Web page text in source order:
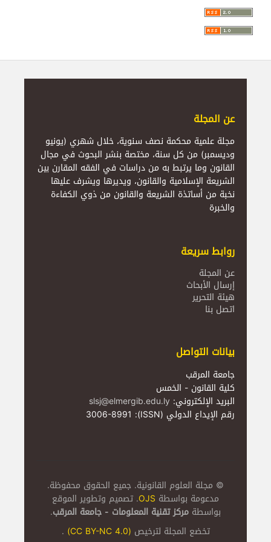
عن المجلة
مجلة علمية محكمة نصف سنوية، خلال شهري (يونيو
وديسمبر) من كل سنة، مختصة بنشر البحوث في مجال
القانون وما يرتبط به من دراسات في الفقه المقارن بين
الشريعة الإسلامية والقانون، ويديرها ويشرف عليها
نخبة من أساتذة الشريعة والقانون من ذوي الكفاءة
والخبرة
روابط سريعة
عن المجلة
إرسال الأبحاث
هيئة التحرير
اتصل بنا
بيانات التواصل
جامعة المرقب
كلية القانون - الخمس
البريد الإلكتروني: slsj@elmergib.edu.ly
رقم الإيداع الدولي (ISSN): 3006-8991
© مجلة العلوم القانونية. جميع الحقوق محفوظة.
مدعومة بواسطة OJS. تصميم وتطوير الموقع
بواسطة مركز تقنية المعلومات - جامعة المرقب.
تخضع المجلة لترخيص (CC BY-NC 4.0)
.